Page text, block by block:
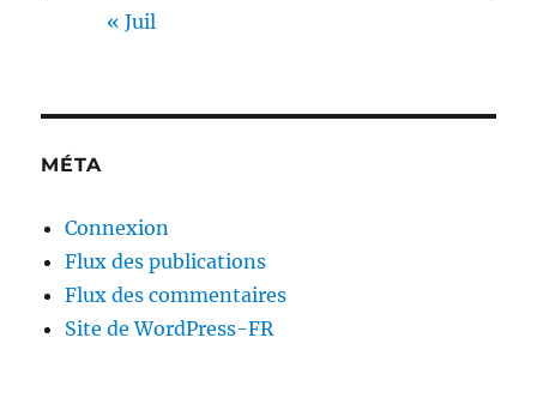
« Juil
MÉTA
Connexion
Flux des publications
Flux des commentaires
Site de WordPress-FR